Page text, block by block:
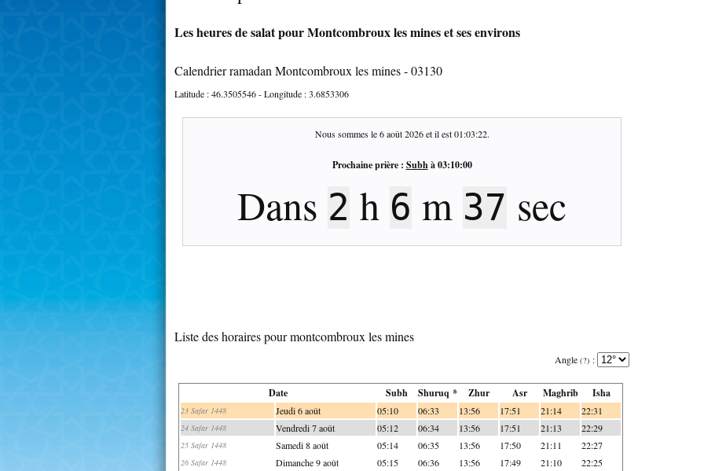
Les heures de salat pour Montcombroux les mines et ses environs
Calendrier ramadan Montcombroux les mines - 03130
Latitude :46.3505546- Longitude :3.6853306
Nous sommes le6 août 2026et il est01:03:23.
Prochaine prière : Subhà03:10:00
Dans 2 h 6 m 36 sec
Liste des horaires pour montcombroux les mines
Angle (?) :
Date Subh Shuruq * Zhur Asr Maghrib Isha
23 Safar 1448 Jeudi 6 août 05:10 06:33 13:56 17:51 21:14 22:31
24 Safar 1448 Vendredi 7 août 05:12 06:34 13:56 17:51 21:13 22:29
25 Safar 1448 Samedi 8 août 05:14 06:35 13:56 17:50 21:11 22:27
26 Safar 1448 Dimanche 9 août 05:15 06:36 13:56 17:49 21:10 22:25